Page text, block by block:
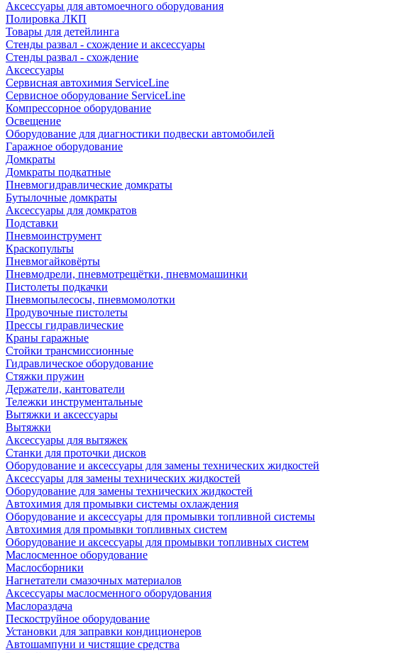
Аксессуары для автомоечного оборудования
Полировка ЛКП
Товары для детейлинга
Стенды развал - схождение и аксессуары
Стенды развал - схождение
Аксессуары
Сервисная автохимия ServiceLine
Сервисное оборудование ServiceLine
Компрессорное оборудование
Освещение
Оборудование для диагностики подвески автомобилей
Гаражное оборудование
Домкраты
Домкраты подкатные
Пневмогидравлические домкраты
Бутылочные домкраты
Аксессуары для домкратов
Подставки
Пневмоинструмент
Краскопульты
Пневмогайковёрты
Пневмодрели, пневмотрещётки, пневмомашинки
Пистолеты подкачки
Пневмопылесосы, пневмомолотки
Продувочные пистолеты
Прессы гидравлические
Краны гаражные
Стойки трансмиссионные
Гидравлическое оборудование
Стяжки пружин
Держатели, кантователи
Тележки инструментальные
Вытяжки и аксессуары
Вытяжки
Аксессуары для вытяжек
Станки для проточки дисков
Оборудование и аксессуары для замены технических жидкостей
Аксессуары для замены технических жидкостей
Оборудование для замены технических жидкостей
Автохимия для промывки системы охлаждения
Оборудование и аксессуары для промывки топливной системы
Автохимия для промывки топливных систем
Оборудование и аксессуары для промывки топливных систем
Маслосменное оборудование
Маслосборники
Нагнетатели смазочных материалов
Аксессуары маслосменного оборудования
Маслораздача
Пескоструйное оборудование
Установки для заправки кондиционеров
Автошампуни и чистящие средства